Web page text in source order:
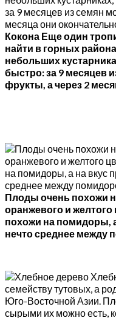
Кокона Еще один
найти в горных
небольших
быстро: за 9 месяцев
фрукты, а через 2
Плоды очень похожи
оранжевого и
похожи на помидоры,
нечто среднее между